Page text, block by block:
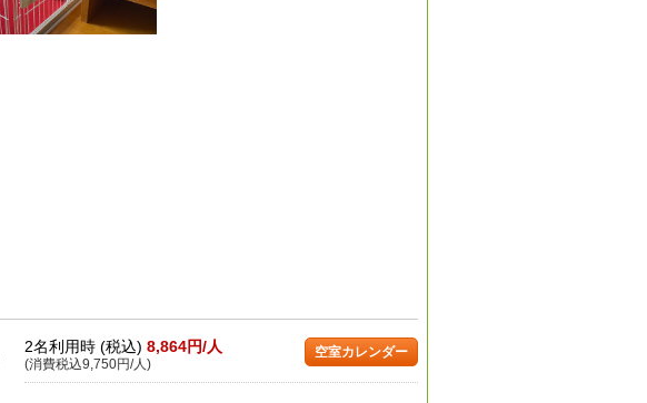
2名利用時 (税込) 8,864円/人
(消費税込9,750円/人)
空室カレンダー